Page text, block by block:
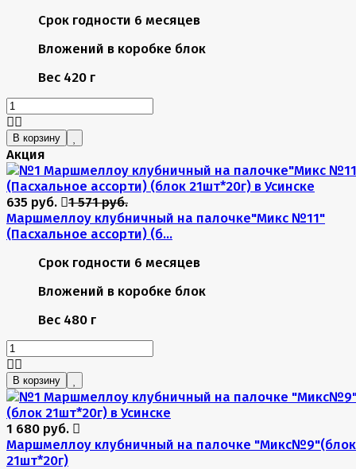
Срок годности 6 месяцев
Вложений в коробке блок
Вес 420 г
В корзину
Акция
635 руб.
1 571 руб.
Маршмеллоу клубничный на палочке"Микс №11"
(Пасхальное ассорти) (б...
Срок годности 6 месяцев
Вложений в коробке блок
Вес 480 г
В корзину
1 680 руб.
Маршмеллоу клубничный на палочке "Микс№9"(блок
21шт*20г)